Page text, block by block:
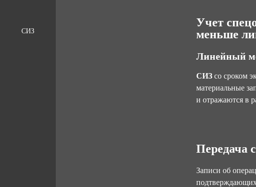
СИЗ
Учет
меньше
Линейный
СИЗ со сроком
материальные
и отражаются в
Передача
Записи об
подтверждающих